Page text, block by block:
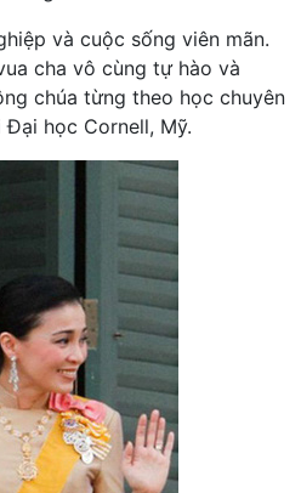
và cuộc sống viên mãn.
cha vô cùng tự hào và
chúa từng theo học chuyên
học Cornell, Mỹ.